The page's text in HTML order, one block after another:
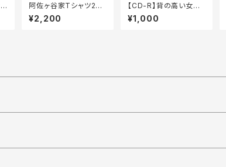
阿佐ヶ谷家Tシャツ202
0「"家"にとどまれ！Tシ
ャツ」
¥2,200
【CD-R】背の高い女の
子（シングル）
¥1,000